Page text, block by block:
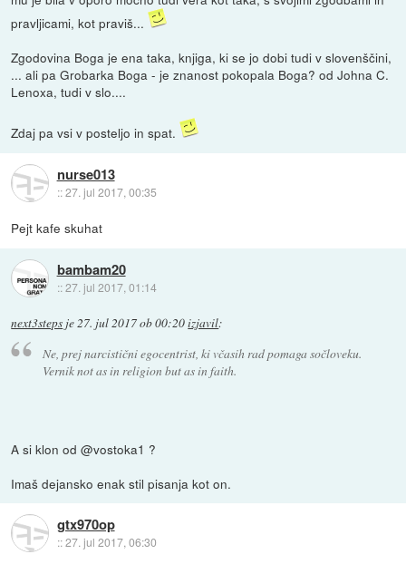
pravljicami, kot praviš...
Zgodovina Boga je ena taka, knjiga, ki se jo dobi tudi v slovenščini,
... ali pa Grobarka Boga - je znanost pokopala Boga? od Johna C.
Lenoxa, tudi v slo....
Zdaj pa vsi v posteljo in spat.
nurse013
::27. jul 2017, 00:35
Pejt kafe skuhat
bambam20
::27. jul 2017, 01:14
next3steps je27. jul 2017 ob 00:20izjavil:
Ne, prej narcistični egocentrist, ki včasih rad pomaga sočloveku.
Vernik not as in religion but as in faith.
A si klon od @vostoka1 ?
Imaš dejansko enak stil pisanja kot on.
gtx970op
::27. jul 2017, 06:30